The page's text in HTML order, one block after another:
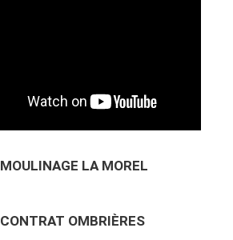
MOULINAGE LA MOREL
CONTRAT OMBRIÈRES